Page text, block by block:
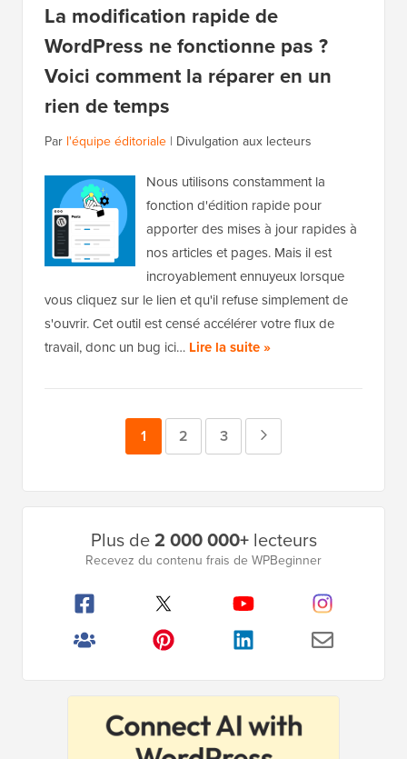
La modification rapide de
WordPress ne fonctionne pas ?
Voici comment la réparer en un
rien de temps
Par l'équipe éditoriale | Divulgation aux lecteurs
Nous utilisons constamment la
fonction d'édition rapide pour
apporter des mises à jour rapides à
nos articles et pages. Mais il est
incroyablement ennuyeux lorsque
vous cliquez sur le lien et qu'il refuse simplement de
s'ouvrir. Cet outil est censé accélérer votre flux de
travail, donc un bug ici… Lire la suite »
Page
1 Page
2 Page
3
Plus de2 000 000+lecteurs
Recevez du contenu frais de WPBeginner